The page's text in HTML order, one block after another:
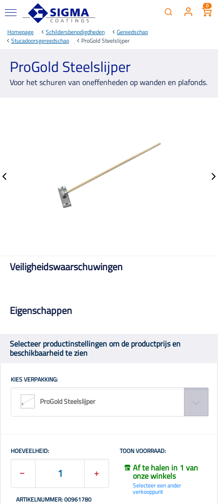
0
Homepage Schildersbenodigdheden
Gereedschap
Stucadoorsgereedschap
ProGold Steelslijper
ProGold Steelslijper
Voor het schuren van oneffenheden op wanden en plafonds.
Veiligheidswaarschuwingen
Eigenschappen
Selecteer productinstellingen om de productprijs en
beschikbaarheid te zien
KIES VERPAKKING:
ProGold Steelslijper
HOEVEELHEID:
ARTIKELNUMMER: 00961780
TOON VOORRAAD:
Af te halen in 1 van
onze winkels
Selecteer een ander
verkooppunt